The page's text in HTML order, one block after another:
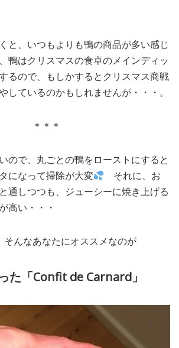
と、いつもよりも鴨の商品が多い感じ
鴨はクリスマスの食卓のメインディッ
るので、もしかするとクリスマス商戦
しているのかもしれませんが・・・。
＊＊＊
ので、丸ごとの鴨をローストにすると
になって掃除が大変
それに、お
通しつつも、ジューシーに焼き上げる
高い・・・
そんなあなたにオススメなのが
た「Confit de Carnard」